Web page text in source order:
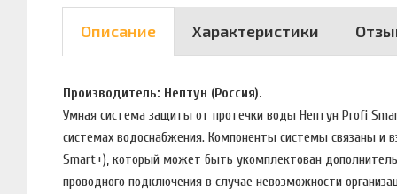
Описание Характеристики
Производитель: Нептун (Россия).
Умная система защиты от протечки воды Нептун Profi
системах водоснабжения. Компоненты системы связаны и
Smart+), который может быть укомплектован
проводного подключения в случае невозможности